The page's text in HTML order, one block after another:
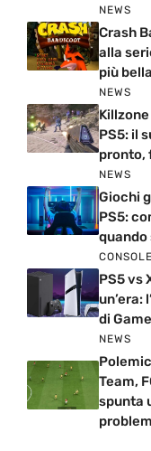
NEWS
Crash
alla
più
NEWS
PS5: il
pronto,
NEWS
Giochi
PS5:
CONSOLE
PS5 vs
un’era:
di
NEWS
Team,
spunta